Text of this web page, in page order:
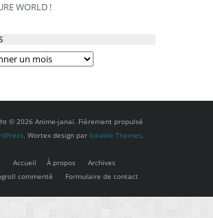
WORLD !
© 2026 Anime-janai. Fièrement propulsé
. Wortex design par Iceable Themes.
Accueil À propos
Archives
commenté
Formulaire de contact